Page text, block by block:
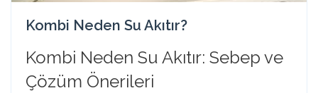
Kombi Neden Su Akıtır?
Kombi Neden Su Akıtır: Sebep ve
Çözüm Önerileri